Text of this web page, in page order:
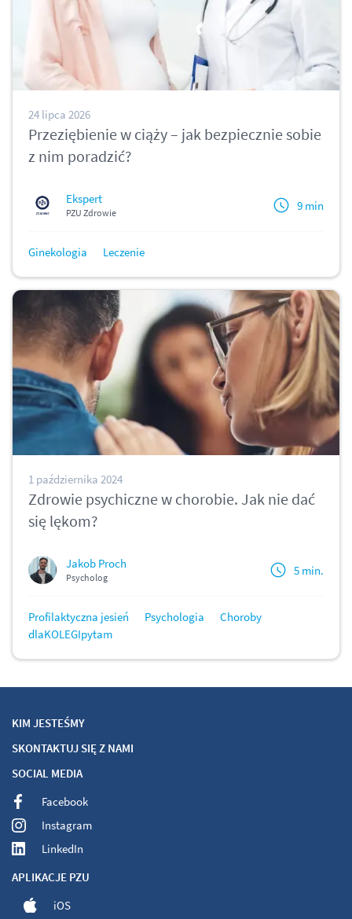
24 lipca 2026
Przeziębienie w ciąży – jak bezpiecznie sobie
z nim poradzić?
Ekspert
PZU Zdrowie 9 min
Ginekologia Leczenie
1 października 2024
Zdrowie psychiczne w chorobie. Jak nie dać
się lękom?
Jakob Proch
Psycholog 5 min.
Profilaktyczna jesień Psychologia
Choroby
dlaKOLEGIpytam
KIM JESTEŚMY
SKONTAKTUJ SIĘ Z NAMI
SOCIAL MEDIA
Facebook
Instagram
LinkedIn
APLIKACJE PZU
iOS